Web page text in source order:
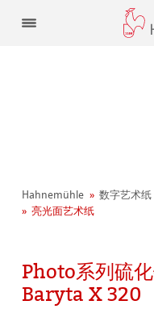
Hahnemühle 数字艺术纸
亮光面艺术纸
Photo系列硫
Baryta X 320